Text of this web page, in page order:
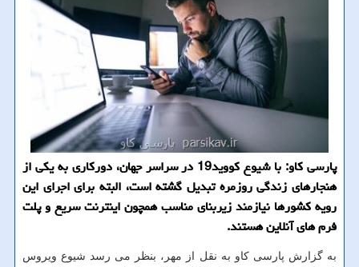
پارسی كاو: با شیوع كووید19 در سراسر جهان، دوركاری به یكی از
هنجارهای زندگی روزمره تبدیل گشته است، البته برای اجرای این
رویه كشورها نیازمند زیربنای مناسب همچون اینترنت سریع و پلت
فرم های آنلاین هستند.
به گزارش پارسی کاو به نقل از مهر، بنظر می رسد شیوع ویروس